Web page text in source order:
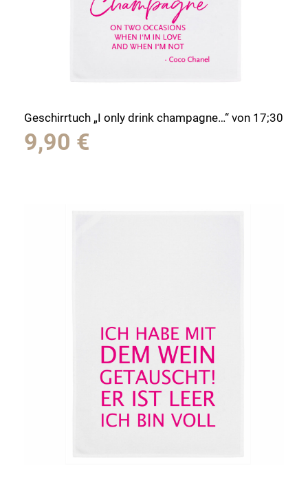
Geschirrtuch „I only drink champagne…“ von 17;30
9,90 €